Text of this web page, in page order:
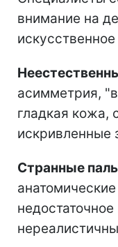
внимание на
асимметрия,
гладкая кожа,
искривленные
Странные